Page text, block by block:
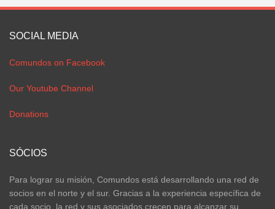
SOCIAL MEDIA
Comundos on Facebook
Our Youtube Channel
Donations
SÓCIOS
Para lograr su misión, Comundos está desarrollando una red de
socios en el norte y el sur. Gracias a la experiencia específica de
cada socio, la red y sus asociados crecen para alcanzar su